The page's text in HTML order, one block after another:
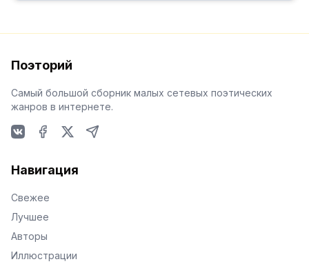
Поэторий
Самый большой сборник малых сетевых поэтических
жанров в интернете.
Навигация
Свежее
Лучшее
Авторы
Иллюстрации